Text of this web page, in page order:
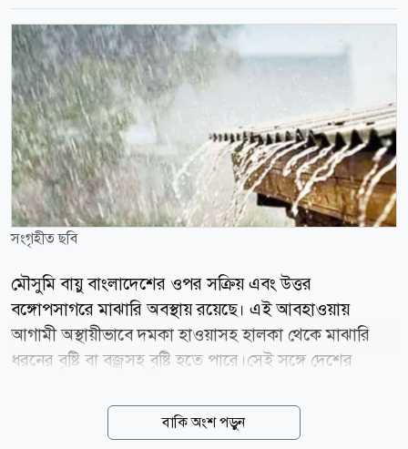
সংগৃহীত ছবি
মৌসুমি বায়ু বাংলাদেশের ওপর সক্রিয় এবং উত্তর
বঙ্গোপসাগরে মাঝারি অবস্থায় রয়েছে। এই আবহাওয়ায়
আগামী অস্থায়ীভাবে দমকা হাওয়াসহ হালকা থেকে মাঝারি
ধরনের বৃষ্টি বা বজ্রসহ বৃষ্টি হতে পারে।সেই সঙ্গে দেশের
পারে বলে জানিয়েছে আবহাওয়া অধিদপ্তর। বুধবার (৫ আগস্ট)
আবহাওয়াবিদ এ কে এম নাজমুল হকের সই করা ১২০ ঘণ্টার
বাকি অংশ পড়ুন